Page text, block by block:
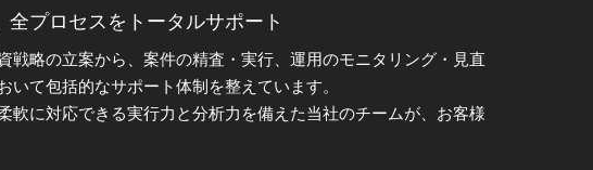
プロセスをトータルサポート
戦略の立案から、案件の精査・実行、運用のモニタリング・見直
いて包括的なサポート体制を整えています。
軟に対応できる実行力と分析力を備えた当社のチームが、お客様